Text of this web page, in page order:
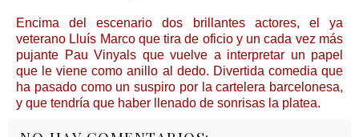
Encima del escenario dos brillantes actores, el ya
veterano Lluís Marco que tira de oficio y un cada vez más
pujante Pau Vinyals que vuelve a interpretar un papel
que le viene como anillo al dedo. Divertida comedia que
ha pasado como un suspiro por la cartelera barcelonesa,
y que tendría que haber llenado de sonrisas la platea.